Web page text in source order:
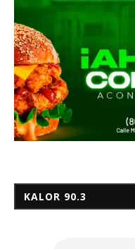
KALOR 90.3